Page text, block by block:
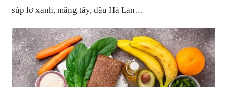
súp lơ xanh, măng tây, đậu Hà Lan…